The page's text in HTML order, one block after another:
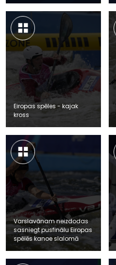
Eiropas spēles - kajak
kross
Varslavānam neizdodas
sasniegt pusfinālu Eiropas
spēlēs kanoe slalomā